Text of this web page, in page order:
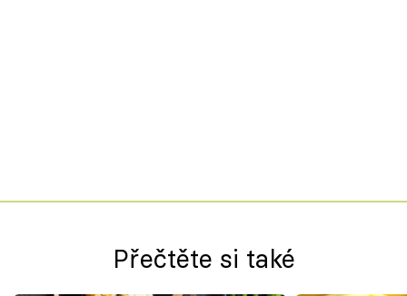
Přečtěte si také